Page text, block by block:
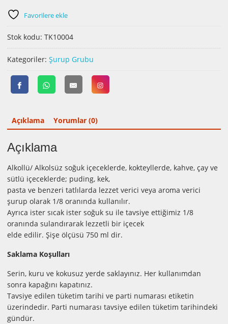
Favorilere ekle
Stok kodu: TK10004
Kategoriler: Şurup Grubu
Açıklama Yorumlar (0)
Açıklama
Alkollü/ Alkolsüz soğuk içeceklerde, kokteyllerde, kahve, çay ve
sütlü içeceklerde; puding, kek,
pasta ve benzeri tatlılarda lezzet verici veya aroma verici
şurup olarak 1/8 oranında kullanılır.
Ayrıca ister sıcak ister soğuk su ile tavsiye ettiğimiz 1/8
oranında sulandırarak lezzetli bir içecek
elde edilir. Şişe ölçüsü 750 ml dir.
Saklama Koşulları
Serin, kuru ve kokusuz yerde saklayınız. Her kullanımdan
sonra kapağını kapatınız.
Tavsiye edilen tüketim tarihi ve parti numarası etiketin
üzerindedir. Parti numarası tavsiye edilen tüketim tarihindeki
gündür.